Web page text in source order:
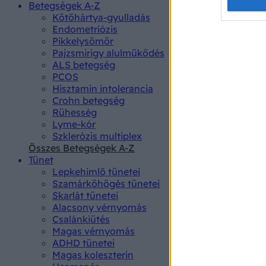
Betegségek A-Z
Kötőhártya-gyulladás
Endometriózis
Pikkelysömör
Pajzsmirigy alulműködés
ALS betegség
PCOS
Hisztamin intolerancia
Crohn betegség
Rühesség
Lyme-kór
Szklerózis multiplex
Összes Betegségek A-Z
Tünet
Lepkehimlő tünetei
Szamárköhögés tünetei
Skarlát tünetei
Alacsony vérnyomás
Csalánkiütés
Magas vérnyomás
ADHD tünetei
Magas koleszterin